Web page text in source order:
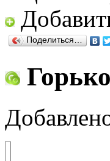
Поделиться…